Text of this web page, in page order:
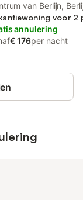
van Berlijn,
voor 2
annulering
€ 176per nacht